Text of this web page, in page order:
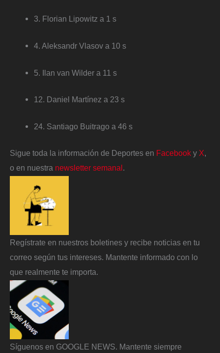
3. Florian Lipowitz a 1 s
4. Aleksandr Vlasov a 10 s
5. Ilan van Wilder a 11 s
12. Daniel Martínez a 23 s
24. Santiago Buitrago a 46 s
Sigue toda la información de Deportes en Facebook y X,
o en nuestra newsletter semanal .
Regístrate en nuestros boletines y recibe noticias en tu
correo según tus intereses. Mantente informado con lo
que realmente te importa.
Síguenos en GOOGLE NEWS. Mantente siempre